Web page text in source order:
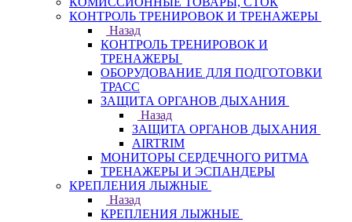
КОНТРОЛЬ ТРЕНИРОВОК И ТРЕНАЖЕРЫ
Назад
КОНТРОЛЬ ТРЕНИРОВОК И
ТРЕНАЖЕРЫ
ОБОРУДОВАНИЕ ДЛЯ ПОДГОТОВКИ
ТРАСС
ЗАЩИТА ОРГАНОВ ДЫХАНИЯ
Назад
ЗАЩИТА ОРГАНОВ ДЫХАНИЯ
AIRTRIM
МОНИТОРЫ СЕРДЕЧНОГО РИТМА
ТРЕНАЖЕРЫ И ЭСПАНДЕРЫ
КРЕПЛЕНИЯ ЛЫЖНЫЕ
Назад
КРЕПЛЕНИЯ ЛЫЖНЫЕ